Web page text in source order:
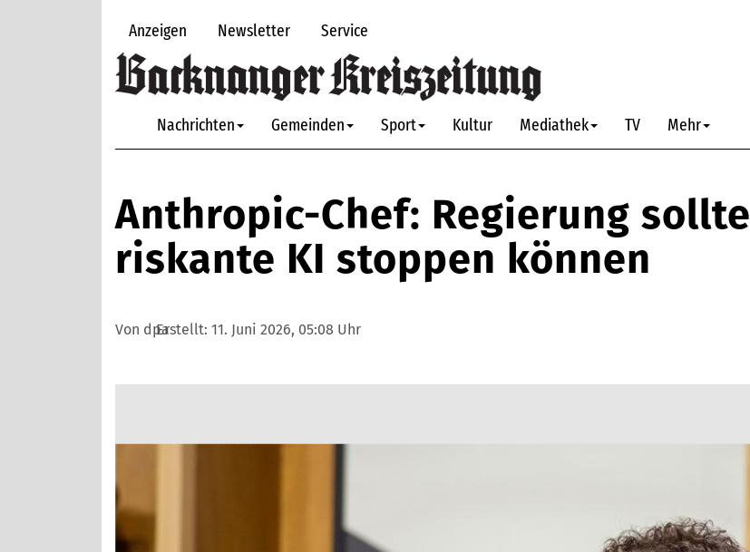
Anzeigen Newsletter Service
Nachrichten Gemeinden Sport Kultur Mediathek TV Mehr
Anthropic-Chef: Regierung sollte
riskante KI stoppen können
Von dpaErstellt: 11. Juni 2026, 05:08 Uhr